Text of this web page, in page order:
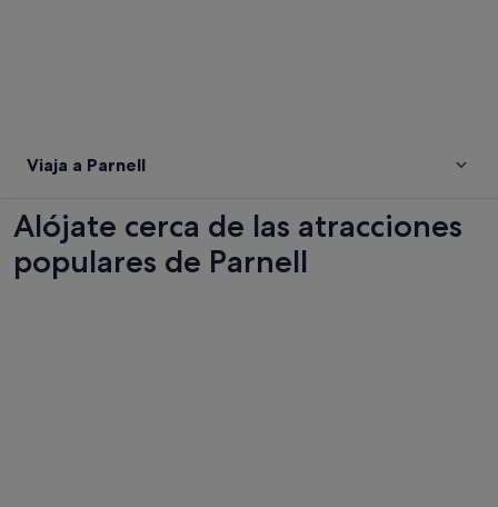
Viaja a Parnell
Alójate cerca de las atracciones
populares de Parnell